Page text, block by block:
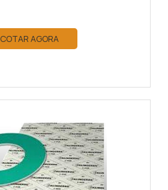
COTAR AGORA